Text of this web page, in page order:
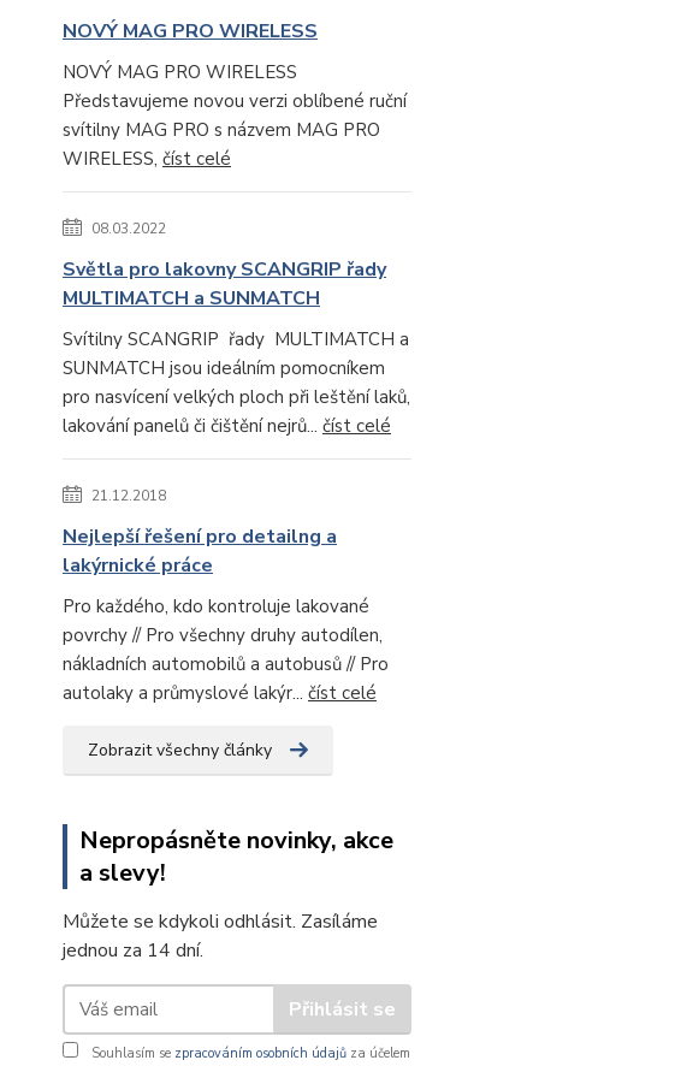
NOVÝ MAG PRO WIRELESS
NOVÝ MAG PRO WIRELESS
Představujeme novou verzi oblíbené ruční
svítilny MAG PRO s názvem MAG PRO
WIRELESS, číst celé
08.03.2022
Světla pro lakovny SCANGRIP řady
MULTIMATCH a SUNMATCH
Svítilny SCANGRIP řady MULTIMATCH a
SUNMATCH jsou ideálním pomocníkem
pro nasvícení velkých ploch při leštění laků,
lakování panelů či čištění nejrů... číst celé
21.12.2018
Nejlepší řešení pro detailng a
lakýrnické práce
Pro každého, kdo kontroluje lakované
povrchy // Pro všechny druhy autodílen,
nákladních automobilů a autobusů // Pro
autolaky a průmyslové lakýr... číst celé
Zobrazit všechny články
Nepropásněte novinky, akce
a slevy!
Můžete se kdykoli odhlásit. Zasíláme
jednou za 14 dní.
Přihlásit se
Souhlasím se zpracováním osobních údajů za účelem